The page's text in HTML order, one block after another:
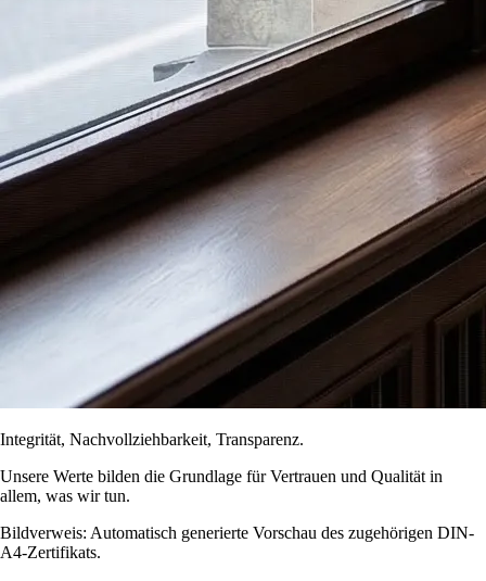
Integrität, Nachvollziehbarkeit, Transparenz.
Unsere Werte bilden die Grundlage für Vertrauen und Qualität in
allem, was wir tun.
Bildverweis: Automatisch generierte Vorschau des zugehörigen DIN-
A4-Zertifikats.